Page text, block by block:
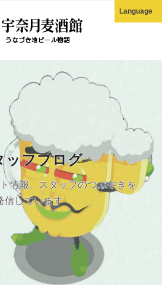
Language
ッフブログ
情報、スタッフのつぶやきを
信しています